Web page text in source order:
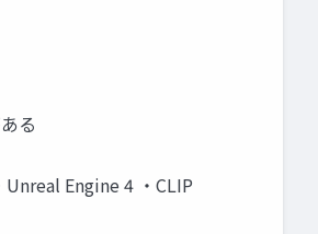
る
Engine 4 ・CLIP